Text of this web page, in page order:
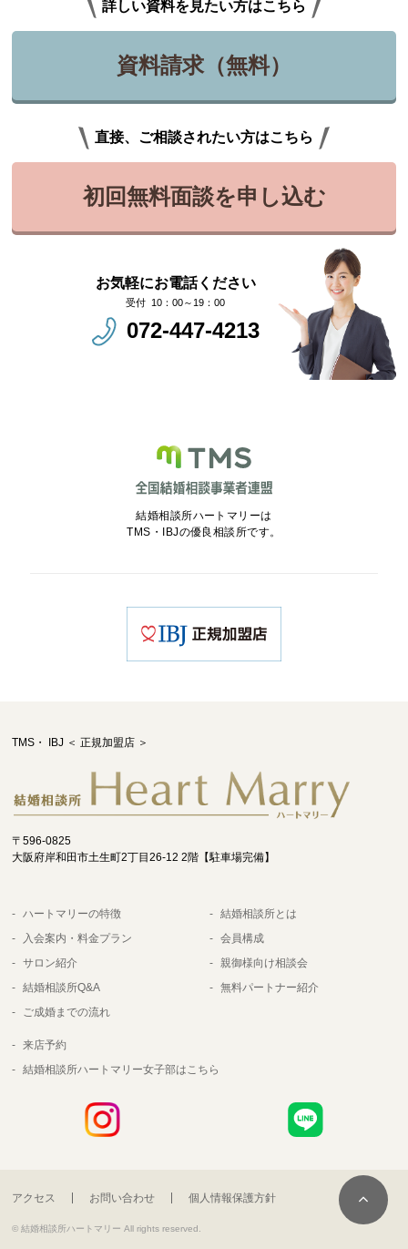
詳しい資料を見たい方はこちら
資料請求（無料）
直接、ご相談されたい方はこちら
初回無料面談を申し込む
お気軽にお電話ください
10：00～19：00
072-447-4213
結婚相談所ハートマリーは
TMS・IBJの優良相談所です。
TMS・ IBJ ＜ 正規加盟店 ＞
〒596-0825
大阪府岸和田市土生町2丁目26-12 2階【駐車場完備】
ハートマリーの特徴
入会案内・料金プラン
サロン紹介
結婚相談所Q&A
ご成婚までの流れ
結婚相談所とは
会員構成
親御様向け相談会
無料パートナー紹介
来店予約
結婚相談所ハートマリー女子部はこちら
アクセス お問い合わせ 個人情報保護方針
© 結婚相談所ハートマリー All rights reserved.